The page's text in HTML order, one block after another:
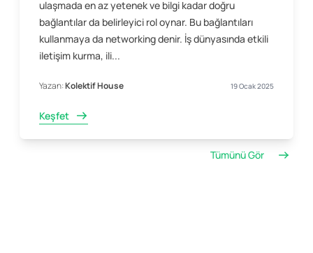
ulaşmada en az yetenek ve bilgi kadar doğru
bağlantılar da belirleyici rol oynar. Bu bağlantıları
kullanmaya da networking denir. İş dünyasında etkili
iletişim kurma, ili...
Yazan:Kolektif House 19 Ocak 2025
Keşfet
Tümünü Gör